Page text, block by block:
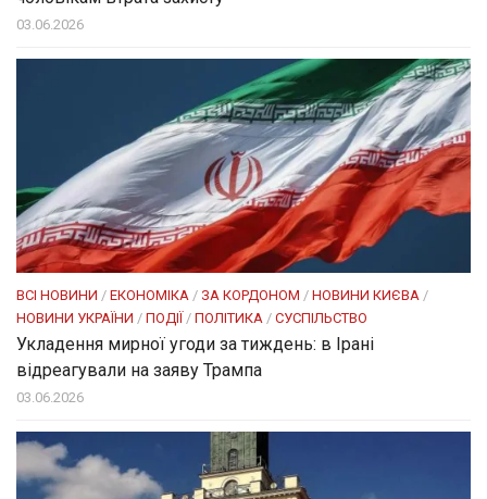
03.06.2026
ВСІ НОВИНИ / ЕКОНОМІКА / ЗА КОРДОНОМ / НОВИНИ КИЄВА /
НОВИНИ УКРАЇНИ / ПОДІЇ / ПОЛІТИКА / СУСПІЛЬСТВО
Укладення мирної угоди за тиждень: в Ірані
відреагували на заяву Трампа
03.06.2026